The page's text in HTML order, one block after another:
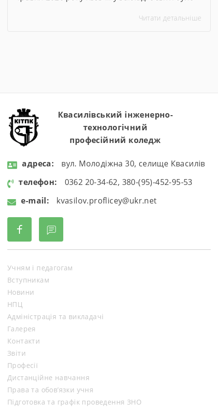
дорожнього руху. Упродовж тижня педагогічні
дитячого дорожньо-транспортного
щодо […]
Читати детальніше
Квасилівський інженерно-
технологічний
професійний коледж
aдресa:
вул. Молодіжна 30, селище Квасилів
телефон:
0362 20-34-62, 380-(95)-452-95-53
e-mail:
kvasilov.proflicey@ukr.net
Учням і педагогам
Вступникам
Новини
НПЦ
Адміністрація та викладачі
Галерея
Контакти
Звіти
Професії
Дистанційне навчання
Права та обов’язки учня
Підготовка та графік проведення ЗНО